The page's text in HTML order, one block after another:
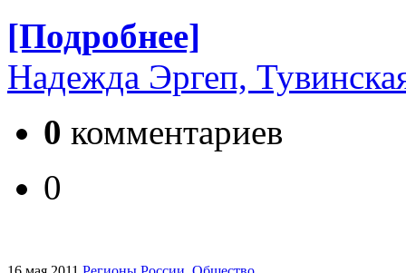
[Подробнее]
Надежда Эргеп,
0 комментариев
0